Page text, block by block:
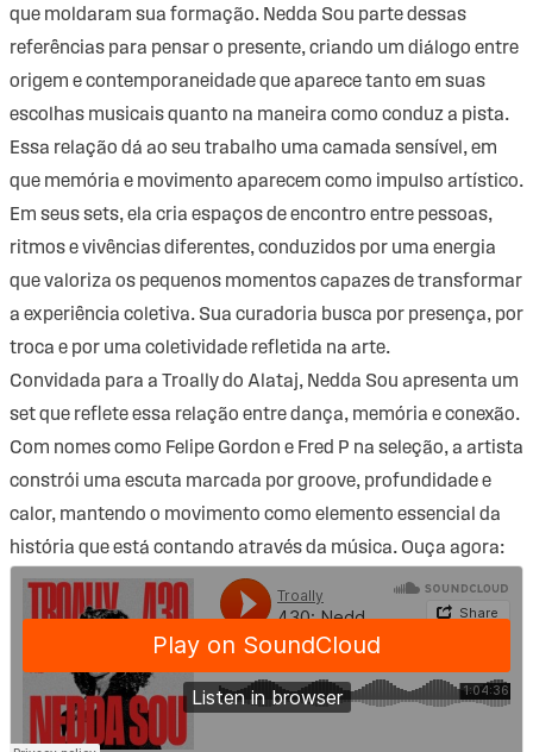
que moldaram sua formação. Nedda Sou parte dessas
referências para pensar o presente, criando um diálogo entre
origem e contemporaneidade que aparece tanto em suas
escolhas musicais quanto na maneira como conduz a pista.
Essa relação dá ao seu trabalho uma camada sensível, em
que memória e movimento aparecem como impulso artístico.
Em seus sets, ela cria espaços de encontro entre pessoas,
ritmos e vivências diferentes, conduzidos por uma energia
que valoriza os pequenos momentos capazes de transformar
a experiência coletiva. Sua curadoria busca por presença, por
troca e por uma coletividade refletida na arte.
Convidada para a Troally do Alataj, Nedda Sou apresenta um
set que reflete essa relação entre dança, memória e conexão.
Com nomes como Felipe Gordon e Fred P na seleção, a artista
constrói uma escuta marcada por groove, profundidade e
calor, mantendo o movimento como elemento essencial da
história que está contando através da música. Ouça agora: